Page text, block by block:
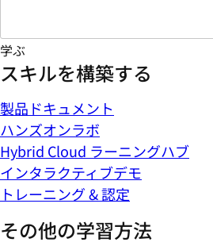
学ぶ
スキルを構築する
製品ドキュメント
ハンズオンラボ
Hybrid Cloud ラーニングハブ
インタラクティブデモ
トレーニング & 認定
その他の学習方法